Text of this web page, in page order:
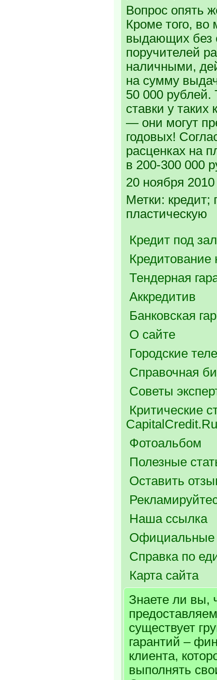
Вопрос опять
Кроме того, во
выдающих без
поручителей
наличными,
на сумму
50 000 рублей.
ставки у таких
— они могут
годовых!
расценках на
в 200-300 000
20 ноября
Метки: кредит;
пластическую
Кредит под
Тендерная
Аккредитив
Банковская
О сайте
Городские
Справочная
Советы
Критические
CapitalCredit.Ru
Фотоальбом
Полезные
Оставить
Наша ссылка
Официальные
Справка по
Карта сайта
Знаете ли вы,
существует
гарантий –
клиента,
выполнять